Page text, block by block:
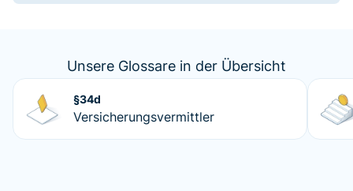
Unsere Glossare in der Übersicht
§34d
Versicherungsvermittler